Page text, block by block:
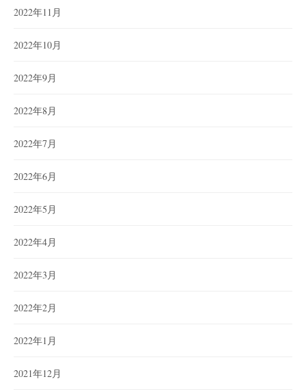
2022年11月
2022年10月
2022年9月
2022年8月
2022年7月
2022年6月
2022年5月
2022年4月
2022年3月
2022年2月
2022年1月
2021年12月